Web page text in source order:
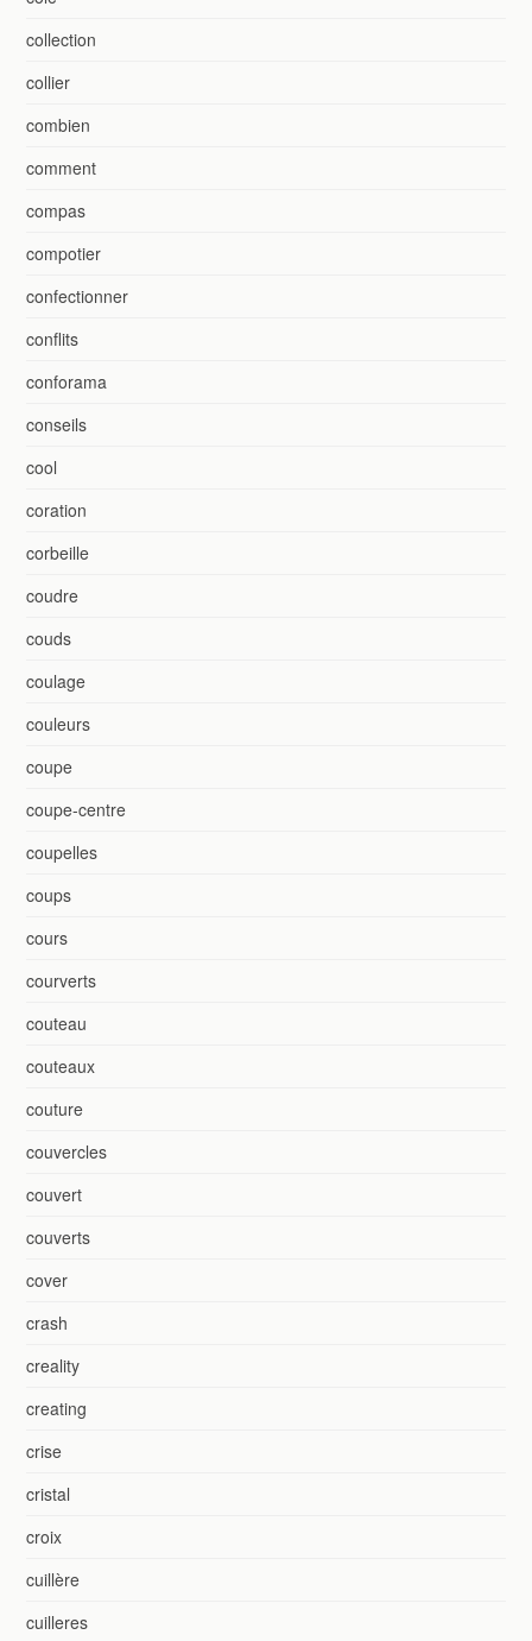
collection
collier
combien
comment
compas
compotier
confectionner
conflits
conforama
conseils
cool
coration
corbeille
coudre
couds
coulage
couleurs
coupe
coupe-centre
coupelles
coups
cours
courverts
couteau
couteaux
couture
couvercles
couvert
couverts
cover
crash
creality
creating
crise
cristal
croix
cuillère
cuilleres